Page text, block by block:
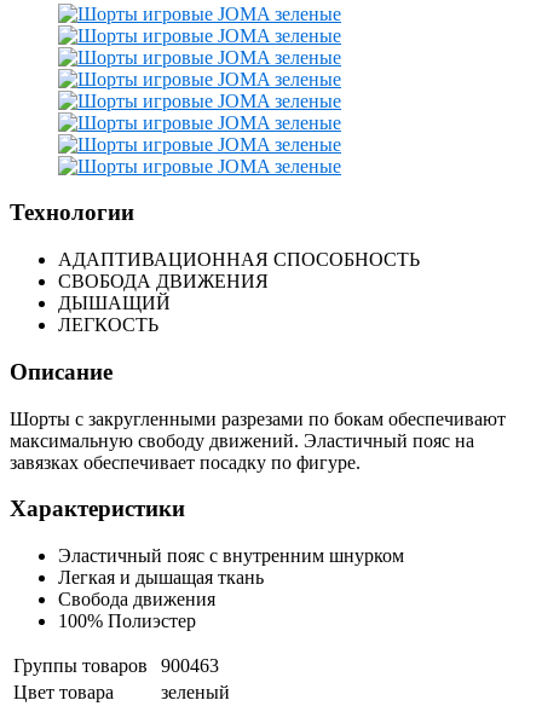
Технологии
АДАПТИВАЦИОННАЯ СПОСОБНОСТЬ
СВОБОДА ДВИЖЕНИЯ
ДЫШАЩИЙ
ЛЕГКОСТЬ
Описание
Шорты с закругленными разрезами по бокам обеспечивают
максимальную свободу движений. Эластичный пояс на
завязках обеспечивает посадку по фигуре.
Характеристики
Эластичный пояс с внутренним шнурком
Легкая и дышащая ткань
Свобода движения
100% Полиэстер
Группы товаров
900463
Цвет товара
зеленый